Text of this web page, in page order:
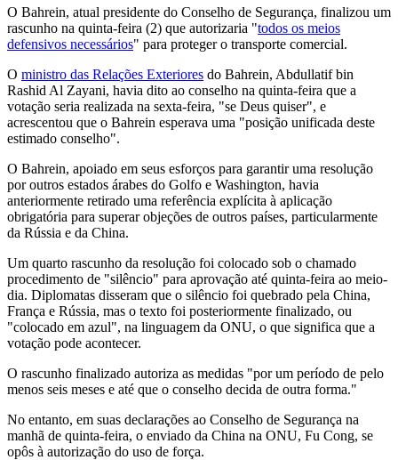
O Bahrein, atual presidente do Conselho de Segurança, finalizou um
rascunho na quinta-feira (2) que autorizaria "todos os meios
defensivos necessários" para proteger o transporte comercial.
O ministro das Relações Exteriores do Bahrein, Abdullatif bin
Rashid Al Zayani, havia dito ao conselho na quinta-feira que a
votação seria realizada na sexta-feira, "se Deus quiser", e
acrescentou que o Bahrein esperava uma "posição unificada deste
estimado conselho".
O Bahrein, apoiado em seus esforços para garantir uma resolução
por outros estados árabes do Golfo e Washington, havia
anteriormente retirado uma referência explícita à aplicação
obrigatória para superar objeções de outros países, particularmente
da Rússia e da China.
Um quarto rascunho da resolução foi colocado sob o chamado
procedimento de "silêncio" para aprovação até quinta-feira ao meio-
dia. Diplomatas disseram que o silêncio foi quebrado pela China,
França e Rússia, mas o texto foi posteriormente finalizado, ou
"colocado em azul", na linguagem da ONU, o que significa que a
votação pode acontecer.
O rascunho finalizado autoriza as medidas "por um período de pelo
menos seis meses e até que o conselho decida de outra forma."
No entanto, em suas declarações ao Conselho de Segurança na
manhã de quinta-feira, o enviado da China na ONU, Fu Cong, se
opôs à autorização do uso de força.